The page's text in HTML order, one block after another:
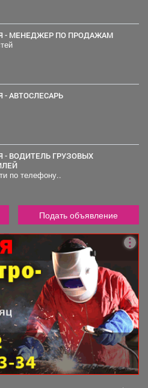
- МЕНЕДЖЕР ПО ПРОДАЖАМ
- АВТОСЛЕСАРЬ
по телефону..
Подать объявление